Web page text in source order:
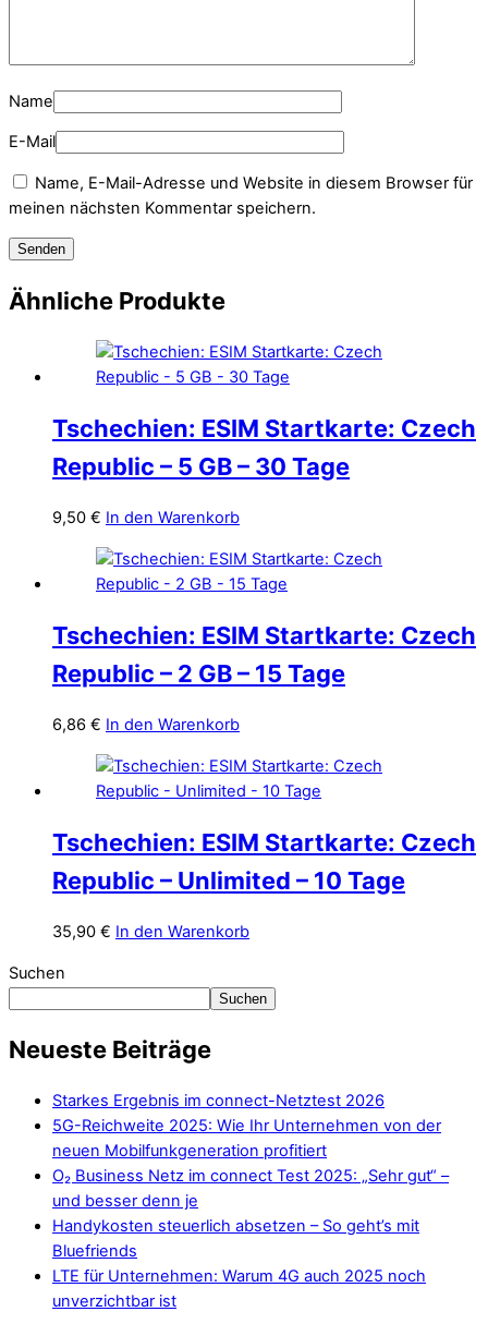
Name
E-Mail
Name, E-Mail-Adresse und Website in diesem Browser für
meinen nächsten Kommentar speichern.
Ähnliche Produkte
Tschechien: ESIM Startkarte: Czech
Republic – 5 GB – 30 Tage
9,50 € In den Warenkorb
Tschechien: ESIM Startkarte: Czech
Republic – 2 GB – 15 Tage
6,86 € In den Warenkorb
Tschechien: ESIM Startkarte: Czech
Republic – Unlimited – 10 Tage
35,90 € In den Warenkorb
Suchen
Suchen
Neueste Beiträge
Starkes Ergebnis im connect-Netztest 2026
5G-Reichweite 2025: Wie Ihr Unternehmen von der
neuen Mobilfunkgeneration profitiert
O₂ Business Netz im connect Test 2025: „Sehr gut“ –
und besser denn je
Handykosten steuerlich absetzen – So geht’s mit
Bluefriends
LTE für Unternehmen: Warum 4G auch 2025 noch
unverzichtbar ist